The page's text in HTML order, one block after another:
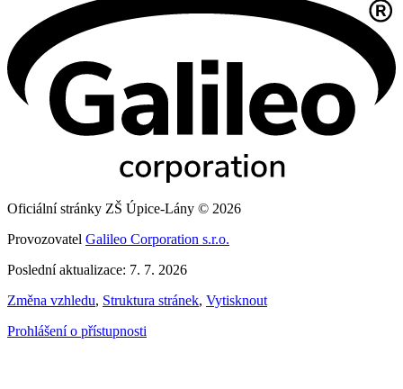
Oficiální stránky ZŠ Úpice-Lány © 2026
Provozovatel Galileo Corporation s.r.o.
Poslední aktualizace: 7. 7. 2026
Změna vzhledu, Struktura stránek, Vytisknout
Prohlášení o přístupnosti